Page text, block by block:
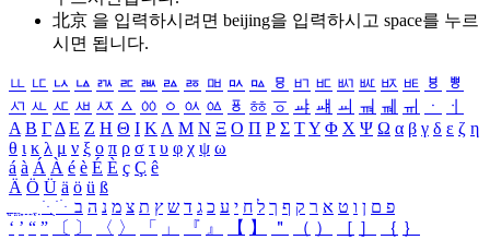
北京 을 입력하시려면 beijing을 입력하시고 space를 누르
시면 됩니다.
ㅥ ㅦ ㅧ ㅨ ㅩ ㅪ ㅫ ㅬ ㅭ ㅮ ㅯ ㅰ ㅱ ㅲ ㅳ ㅴ ㅵ ㅶ ㅷ ㅸ
ㅹ
ㅺ ㅻ ㅼ ㅽ ㅾ ㅿ ㆀ ㆁ ㆂ ㆃ ㆄ ㆅ ㆆ ㆇ ㆈ ㆉ ㆊ ㆋ ㆌ ㆍ
ㆎ
Α Β ΓΔ Ε Ζ Η Θ Ι ΚΛ Μ Ν Ξ Ο Π Ρ Σ ΤΥ Φ Χ Ψ Ω α β γ δ ε ζ η
θ ι κ λ μ ν ξ ο π ρ σ τ υ φ χ ψ ω
á à Á À é è É È ç Ç ê
Ä Ö Ü ä ö ü ß
ִֶֹ ֻּ ׁׂ פ ם ן ו ט א ר ק ף ך ל ח י ע כ ג ד ש ץ ת צ מ נ ה ב
‘ ’ “ ” 〔 〕 〈 〉 「 」 『 』 【 】 ＂ （ ） ［ ］ ｛ ｝